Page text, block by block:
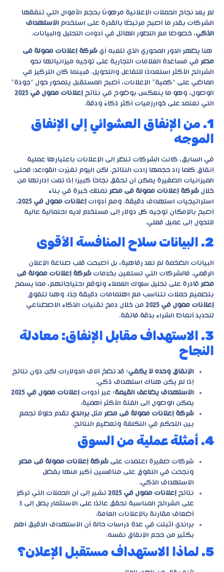
لم يعد نجاح الحملات الإعلانية مرهونًا بحجم الأموال التي تنفقها
الشركات بقدر ما أصبح مرتبطًا بالقدرة على استخدام الاستهداف
الذكي، خصوصًا مع التطور الهائل في أدوات التحليل والبيانات.
هنا يظهر الدور المحوري الذي تلعبه أي شركة إعلانات ممولة فى
مصر في مساعدة العلامات التجارية على توجيه ميزانياتها نحو
الشرائح الأكثر استعدادًا للتفاعل والتحويل. فبينما كان التركيز في
الماضي على “كمية” الإعلانات، أصبح المستقبل يتمحور حول “جودة”
الوصول، وهو ما ينعكس بوضوح في نتائج إعلانات ممول في 2025
التي تعتمد على خوارزميات أكثر ذكاءً ودقة.
1. من الإنفاق العشوائي إلى الإنفاق
الموجه
في السابق، كانت الشركات تنظر إلى الإعلانات باعتبارها عملية
إنفاق كلما زاد حجمها زادت النتائج. لكن اليوم تغيّرت القواعد؛ فحتى
الميزانيات الصغيرة يمكن أن تحقق نجاحًا كبيرًا إذا تمت إدارتها من
خلال شركة إعلانات ممولة فى مصر تمتلك خبرة في بناء
استراتيجيات استهداف دقيقة. ومع أدوات إعلانات ممول في 2025
،
أصبح بالإمكان توجيه كل دولار إلى مستخدم لديه احتمالية عالية
للتحول إلى عميل فعلي.
2. البيانات سلاح المنافسة الأقوى
البيانات الضخمة لم تعد رفاهية، بل أصبحت قلب صناعة الإعلان
الرقمي. فالشركات التي تستعين بخدمات شركة إعلانات ممولة فى
مصر قادرة على تحليل سلوك العملاء وتوقع احتياجاتهم، مما يسمح
بتصميم حملات تتناسب مع اهتمامات دقيقة جدًا. وهنا تتفوق
إعلانات ممول في 2025
من خلال دمج تقنيات الذكاء الاصطناعي
لتحديد أنماط الشراء بدقة فائقة.
3. الاستهداف مقابل الإنفاق: معادلة
النجاح
الإنفاق وحده لا يكفي: قد تضخ آلاف الدولارات لكن دون نتائج
إذا لم يكن هناك استهداف ذكي.
الاستهداف يضاعف القيمة: عبر أدوات إعلانات ممول في 2025
يمكن الوصول إلى الفئة الأكثر أهمية.
شركة إعلانات ممولة فى مصر مثل براندي تقدم حلولًا تجمع
بين التحكم في التكلفة وتعظيم النتائج.
4. أمثلة عملية من السوق
شركات صغيرة اعتمدت على شركة إعلانات ممولة فى مصر
ونجحت في التفوق على منافسين أكبر منها بفضل
الاستهداف الذكي.
نتائج إعلانات ممول في 2025
تشير إلى أن الحملات التي تركز
على الشرائح المناسبة تحقق عائدًا على الاستثمار يصل إلى 3
أضعاف مقارنة بالإعلانات العامة.
براندي أثبتت في عدة دراسات حالة أن الاستهداف الدقيق أهم
بكثير من حجم الإنفاق نفسه.
5. لماذا الاستهداف مستقبل الإعلان؟